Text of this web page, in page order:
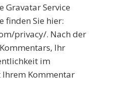
Gravatar Service
finden Sie hier:
privacy/. Nach der
Ihr
im
Kommentar